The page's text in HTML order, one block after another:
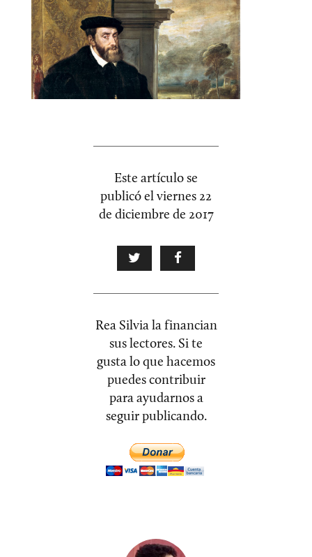
Este artículo se
publicó elviernes 22
de diciembre de 2017
Rea Silvia la financian
sus lectores. Si te
gusta lo que hacemos
puedes contribuir
para ayudarnos a
seguir publicando.